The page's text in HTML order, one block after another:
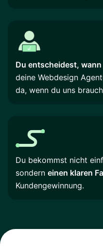
Du entscheidest,
deine Webdesign
da, wenn du uns
Du bekommst nicht
sondern einen klaren
Kundengewinnung.